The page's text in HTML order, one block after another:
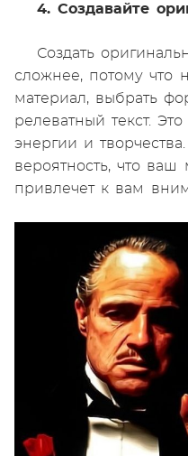
4. Создавайте
Создать
сложнее, потому что
материал, выбрать
релеватный текст.
энергии и
вероятность, что
привлечет к вам